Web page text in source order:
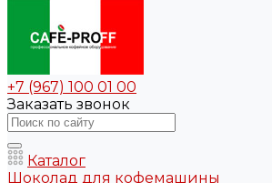
+7 (967) 100 01 00
Заказать звонок
Каталог
Шоколад для кофемашины